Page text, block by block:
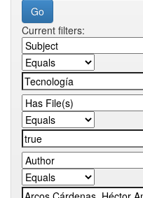
Current filters: